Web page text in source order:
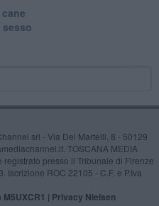
sesso
srl - Via Dei Martelli, 8 - 50129
TOSCANA MEDIA
presso il Tribunale di Firenze
Iscrizione ROC 22105 - C.F. e P.Iva
| Privacy Nielsen